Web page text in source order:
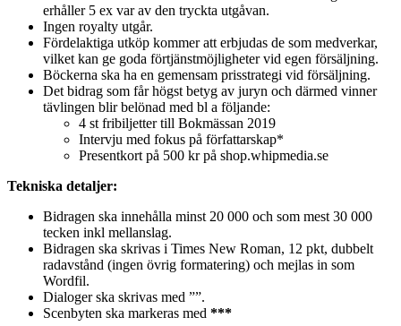
erhåller 5 ex var av den tryckta utgåvan.
Ingen royalty utgår.
Fördelaktiga utköp kommer att erbjudas de som medverkar,
vilket kan ge goda förtjänstmöjligheter vid egen försäljning.
Böckerna ska ha en gemensam prisstrategi vid försäljning.
Det bidrag som får högst betyg av juryn och därmed vinner
tävlingen blir belönad med bl a följande:
4 st fribiljetter till Bokmässan 2019
Intervju med fokus på författarskap*
Presentkort på 500 kr på shop.whipmedia.se
Tekniska detaljer:
Bidragen ska innehålla minst 20 000 och som mest 30 000
tecken inkl mellanslag.
Bidragen ska skrivas i Times New Roman, 12 pkt, dubbelt
radavstånd (ingen övrig formatering) och mejlas in som
Wordfil.
Dialoger ska skrivas med ””.
Scenbyten ska markeras med ***